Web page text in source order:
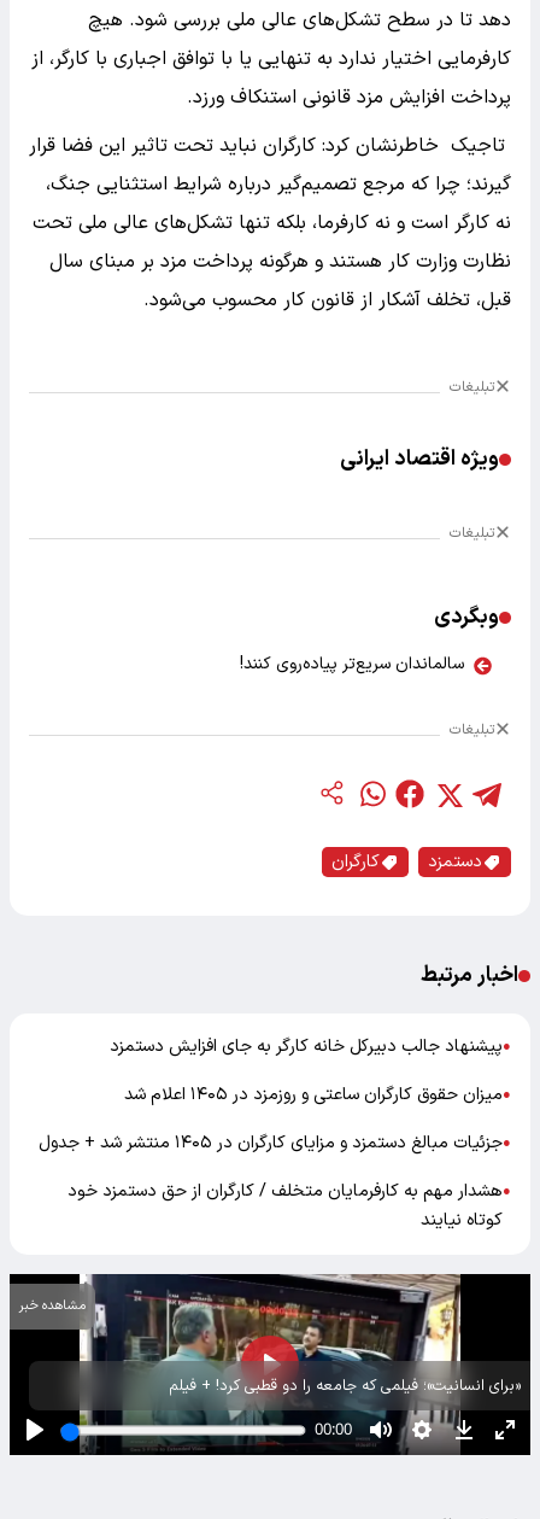
دهد تا در سطح تشکل‌های عالی ملی بررسی شود. هیچ
کارفرمایی اختیار ندارد به تنهایی یا با توافق اجباری با کارگر، از
پرداخت افزایش مزد قانونی استنکاف ورزد.
تاجیک خاطرنشان کرد: کارگران نباید تحت تاثیر این فضا قرار
گیرند؛ چرا که مرجع تصمیم‌گیر درباره شرایط استثنایی جنگ،
نه کارگر است و نه کارفرما، بلکه تنها تشکل‌های عالی ملی تحت
نظارت وزارت کار هستند و هرگونه پرداخت مزد بر مبنای سال
قبل، تخلف آشکار از قانون کار محسوب می‌شود.
تبلیغات
ویژه اقتصاد ایرانی
تبلیغات
وبگردی
سالماندان سریع‌تر پیاده‌روی کنند!
تبلیغات
دستمزد کارگران
اخبار مرتبط
●پیشنهاد جالب دبیرکل خانه کارگر به جای افزایش دستمزد
●میزان حقوق کارگران ساعتی و روزمزد در ۱۴۰۵ اعلام شد
●جزئیات مبالغ دستمزد و مزایای کارگران در ۱۴۰۵ منتشر شد + جدول
●هشدار مهم به کارفرمایان متخلف / کارگران از حق دستمزد خود
کوتاه نیایند
«برای انسانیت»؛ فیلمی که جامعه را دو قطبی کرد! + فیلم
مشاهده خبر